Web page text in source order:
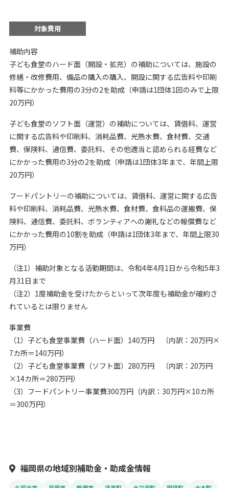
対象費用
補助内容
子ども食堂のハード面（開設・拡充）の補助については、施設の
修繕・改修費用、備品の購入の購入、開設に関する広告料や印刷
料等にかかった費用の3分の2を助成（申請は1団体1回のみで上限
20万円）
子ども食堂のソフト面（運営）の補助については、賃借料、運営
に関する広告料や印刷料、消耗品費、光熱水費、食材費、交通
費、保険料、通信費、委託料、その他適当と認められる経費など
にかかった費用の3分の2を助成（申請は1団体3年まで、年間上限
20万円）
フードパントリーの補助については、賃借料、運営に関する広告
料や印刷料、消耗品費、光熱水費、食材費、食料品の運搬費、保
険料、通信費、委託料、ボランティアへの謝礼などの報償費など
にかかった費用の10割を助成（申請は1団体3年まで、年間上限30
万円）
（注1）補助対象となる活動期間は、令和4年4月1日から令和5年3
月31日まで
（注2）1度補助金を受けたからといって次年度も補助金が確約さ
れているとは限りません
事業費
（1）子ども食堂事業費（ハード面）140万円 （内訳：20万円×
7カ所＝140万円）
（2）子ども食堂事業費（ソフト面）280万円 （内訳：20万円
×14カ所＝280万円）
（3）フードパントリー事業費300万円（内訳：30万円×10カ所
＝300万円）
福岡県の地域別補助金・助成金情報